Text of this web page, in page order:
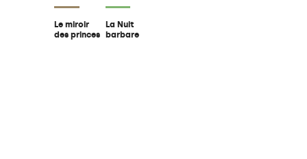
Le miroir
des princes
La Nuit
barbare